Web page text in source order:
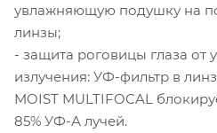
увлажняющую подушку на
линзы;
- защита роговицы глаза от
излучения: УФ-фильтр в
MOIST MULTIFOCAL
85% УФ-А лучей.